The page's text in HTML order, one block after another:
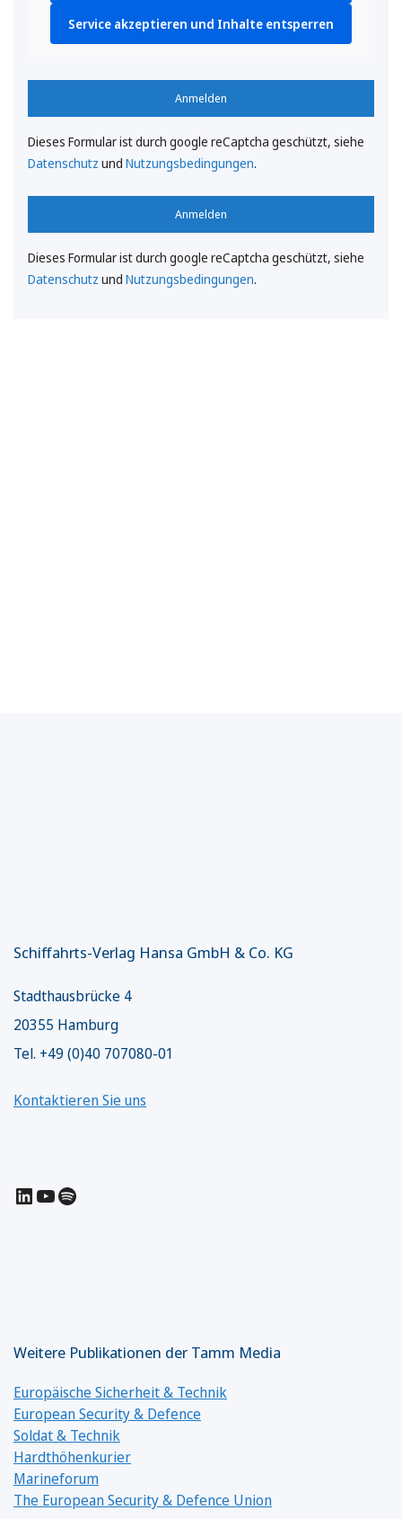
Service akzeptieren und Inhalte entsperren
Anmelden
Dieses Formular ist durch google reCaptcha geschützt, siehe
Datenschutz und Nutzungsbedingungen.
Anmelden
Dieses Formular ist durch google reCaptcha geschützt, siehe
Datenschutz und Nutzungsbedingungen.
Schiffahrts-Verlag Hansa GmbH & Co. KG
Stadthausbrücke 4
20355 Hamburg
Tel. +49 (0)40 707080-01
Kontaktieren Sie uns
LinkedIn
YouTube
Spotify
Weitere Publikationen der Tamm Media
Europäische Sicherheit & Technik
European Security & Defence
Soldat & Technik
Hardthöhenkurier
Marineforum
The European Security & Defence Union